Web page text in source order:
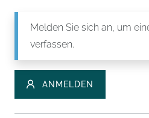
Melden Sie sich an, um
verfassen.
ANMELDEN